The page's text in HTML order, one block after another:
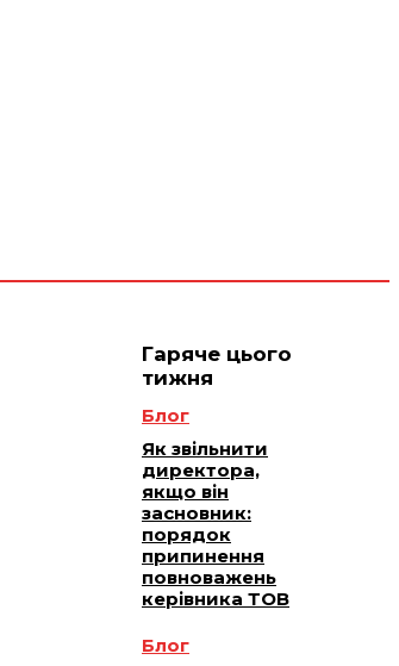
Гаряче цього
тижня
Блог
Як звільнити
директора,
якщо він
засновник:
порядок
припинення
повноважень
керівника ТОВ
Блог